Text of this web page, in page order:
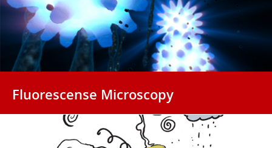
Fluorescense Microscopy